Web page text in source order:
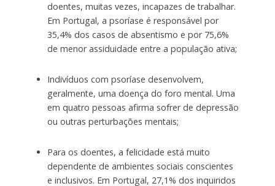
doentes, muitas vezes, incapazes de trabalhar.
Em Portugal, a psoríase é responsável por
35,4% dos casos de absentismo e por 75,6%
de menor assiduidade entre a população ativa;
Indivíduos com psoríase desenvolvem,
geralmente, uma doença do foro mental. Uma
em quatro pessoas afirma sofrer de depressão
ou outras perturbações mentais;
Para os doentes, a felicidade está muito
dependente de ambientes sociais conscientes
e inclusivos. Em Portugal, 27,1% dos inquiridos